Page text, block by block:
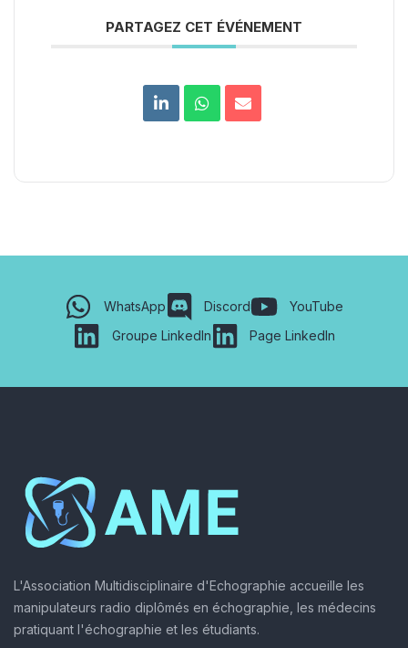
PARTAGEZ CET ÉVÉNEMENT
WhatsApp Discord
YouTube
Groupe LinkedIn
Page LinkedIn
L'Association Multidisciplinaire d'Echographie accueille les
manipulateurs radio diplômés en échographie, les médecins
pratiquant l'échographie et les étudiants.